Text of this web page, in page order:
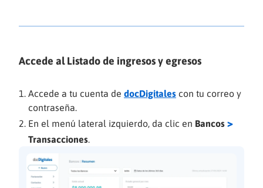
Accede al Listado de ingresos y egresos
Accede a tu cuenta de docDigitales con tu correo y
contraseña.
En el menú lateral izquierdo, da clic en Bancos >
Transacciones.